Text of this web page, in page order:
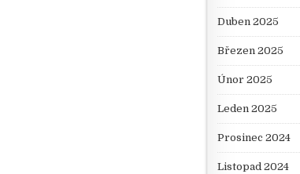
Duben 2025
Březen 2025
Únor 2025
Leden 2025
Prosinec 2024
Listopad 2024